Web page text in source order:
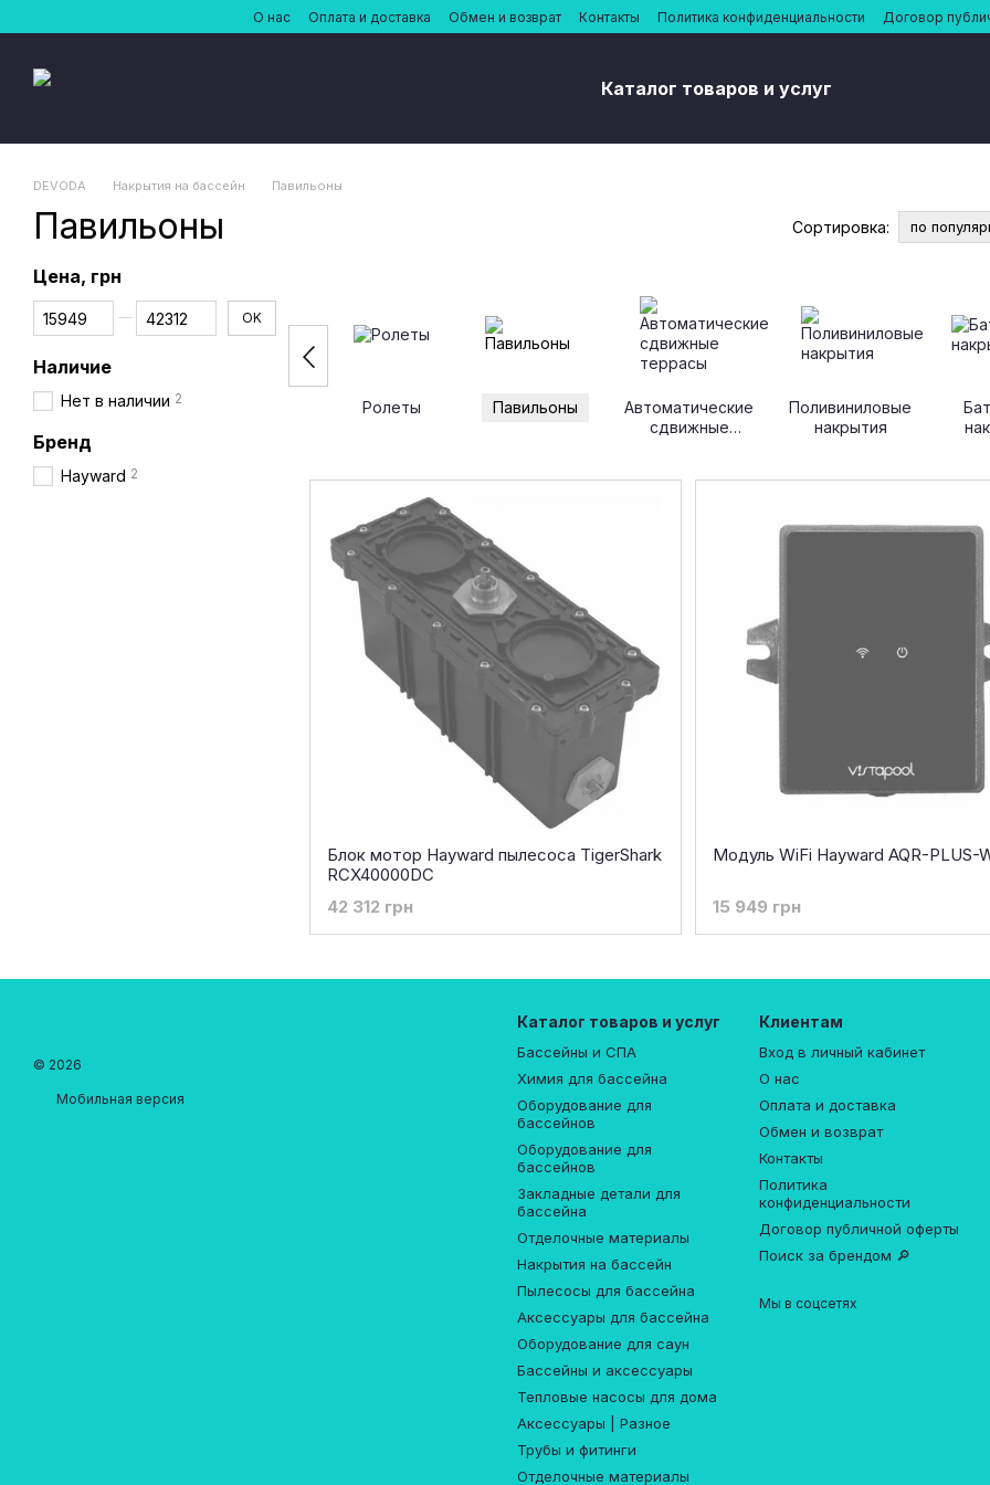
Перейти к основному контентуО нас Оплата и доставка Обмен и возврат Контакты Политика конфиденциальности Договор
Каталог товаров и услуг
DEVODA Накрытия на бассейн Павильоны
Павильоны Сортировка: по
Ролеты Павильоны
Автоматические
сдвижные
Поливиниловые
накрытия
Блок мотор Hayward пылесоса TigerShark
RCX40000DC
42 312 грн
Модуль WiFi Hayward AQR-PLUS-
15 949 грн
Цена, грн
От Цена, грн
До Цена, грн OK
Наличие
Нет в наличии 2
Бренд
Hayward 2
© 2026
Мобильная версия
Каталог товаров и услуг
Бассейны и СПА
Химия для бассейна
Оборудование для
бассейнов
Оборудование для
бассейнов
Закладные детали для
бассейна
Отделочные материалы
Накрытия на бассейн
Пылесосы для бассейна
Аксессуары для бассейна
Оборудование для саун
Бассейны и аксессуары
Тепловые насосы для дома
Аксессуары | Разное
Трубы и фитинги
Отделочные материалы
Клиентам
Вход в личный кабинет
О нас
Оплата и доставка
Обмен и возврат
Контакты
Политика
конфиденциальности
Договор публичной оферты
Поиск за брендом 🔎
Мы в соцсетях